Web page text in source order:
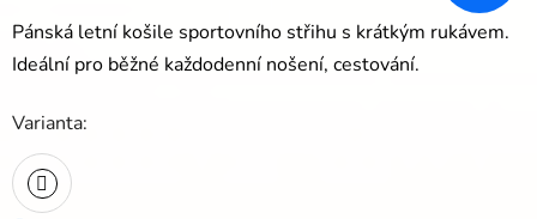
Pánská letní košile sportovního střihu s krátkým rukávem.
Ideální pro běžné každodenní nošení, cestování.
Varianta: